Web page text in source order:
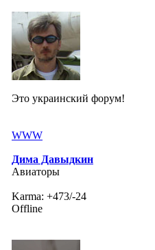
Это украинский форум!
WWW
Дима Давыдкин
Авиаторы
Karma: +473/-24
Offline